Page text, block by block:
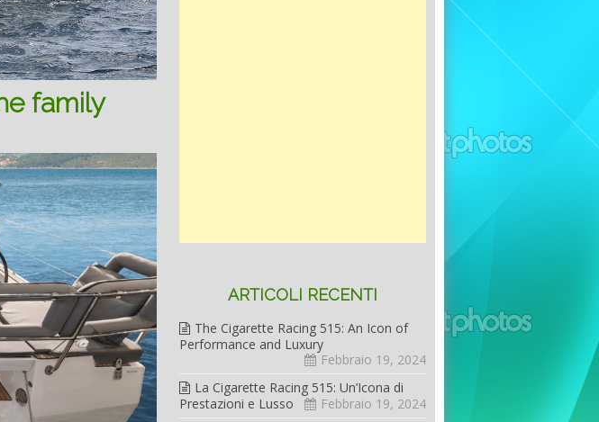
family
ARTICOLI RECENTI
The Cigarette Racing 515: An Icon of
Performance and Luxury
Febbraio 19, 2024
La Cigarette Racing 515: Un’Icona di
Prestazioni e Lusso
Febbraio 19, 2024